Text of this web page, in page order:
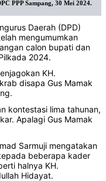
PPP Sampang, 30 Mei 2024.
Daerah (DPD)
mengumumkan
calon bupati dan
2024.
KH.
disapa Gus Mamak
kontestasi lima tahunan,
Apalagi Gus Mamak
Sarmuji mengatakan
beberapa kader
halnya KH.
Hidayat.